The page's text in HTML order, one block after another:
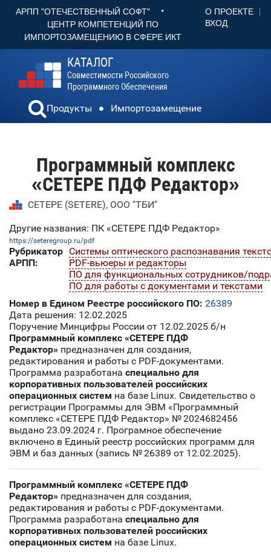
АРПП "ОТЕЧЕСТВЕННЫЙ СОФТ" •
ЦЕНТР КОМПЕТЕНЦИЙ ПО
ИМПОРТОЗАМЕЩЕНИЮ В СФЕРЕ ИКТ
О ПРОЕКТЕ
ВХОД
КАТАЛОГ
Совместимости Российского
Программного Обеспечения
Продукты Импортозамещение
Программный комплекс
«СЕТЕРЕ ПДФ Редактор»
СЕТЕРЕ (SETERE), ООО "ТБИ"
Другие названия: ПК «СЕТЕРЕ ПДФ Редактор»
https://seteregroup.ru/pdf
Рубрикатор
АРПП:
Системы оптического распознавания
PDF-вьюеры и редакторы
ПО для функциональных сотрудников/
ПО для работы с документами и текстами
Номер в Едином Реестре российского ПО: 26389
Дата решения: 12.02.2025
Поручение Минцифры России от 12.02.2025 б/н
Программный комплекс «СЕТЕРЕ ПДФ
Редактор» предназначен для создания,
редактирования и работы с PDF-документами.
Программа разработана специально для
корпоративных пользователей российских
операционных систем на базе Linux. Свидетельство о
регистрации Программы для ЭВМ «Программный
комплекс «СЕТЕРЕ ПДФ Редактор» № 2024682456
выдано 23.09.2024 г. Програмное обеспечение
включено в Единый реестр российских программ для
ЭВМ и баз данных (запись № 26389 от 12.02.2025).
Программный комплекс «СЕТЕРЕ ПДФ
Редактор» предназначен для создания,
редактирования и работы с PDF-документами.
Программа разработана специально для
корпоративных пользователей российских
операционных систем на базе Linux.